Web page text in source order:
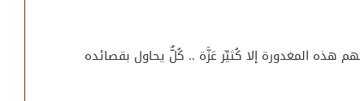
هذه المغدورة إلا كُثيِّر عَزَّة .. كُلٌّ يحاول بقصائده